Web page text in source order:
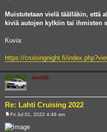
Muistutetaan vielä täälläkin, että
kiviä autojen kylkiin tai ihmisten
Kuvia:
https://cruisingnight.fi/
sbc350
Re: Lahti Cruising 2022
o
s
Fri Jul 01, 2022 4:46 am